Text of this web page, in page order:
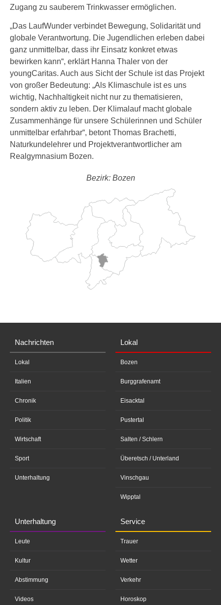
Zugang zu sauberem Trinkwasser ermöglichen.
„Das LaufWunder verbindet Bewegung, Solidarität und
globale Verantwortung. Die Jugendlichen erleben dabei
ganz unmittelbar, dass ihr Einsatz konkret etwas
bewirken kann“, erklärt Hanna Thaler von der
youngCaritas. Auch aus Sicht der Schule ist das Projekt
von großer Bedeutung: „Als Klimaschule ist es uns
wichtig, Nachhaltigkeit nicht nur zu thematisieren,
sondern aktiv zu leben. Der Klimalauf macht globale
Zusammenhänge für unsere Schülerinnen und Schüler
unmittelbar erfahrbar“, betont Thomas Brachetti,
Naturkundelehrer und Projektverantwortlicher am
Realgymnasium Bozen.
Bezirk: Bozen
Nachrichten
Lokal
Italien
Chronik
Politik
Wirtschaft
Sport
Unterhaltung
Lokal
Bozen
Burggrafenamt
Eisacktal
Pustertal
Salten / Schlern
Überetsch / Unterland
Vinschgau
Wipptal
Unterhaltung
Leute
Kultur
Abstimmung
Videos
Service
Trauer
Wetter
Verkehr
Horoskop